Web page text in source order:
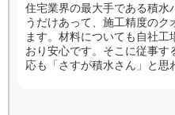
住宅業界の最大手である積水
うだけあって、施工精度のク
ます。材料についても自社
おり安心です。そこに従事
応も「さすが積水さん」と思